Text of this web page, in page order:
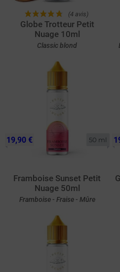
(4 avis)
Globe Trotteur Petit
Nuage 10ml
Classic blond
50 ml
Framboise Sunset Petit
Nuage 50ml
Framboise - Fraise - Mûre
19,90 €